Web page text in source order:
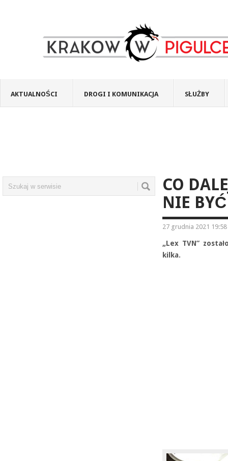
AKTUALNOŚCI DROGI I KOMUNIKACJA SŁUŻBY
CO
NIE
27 grudnia 2021 19:58
„Lex TVN”
kilka.